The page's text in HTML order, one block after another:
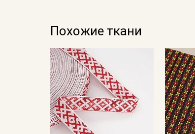
Похожие ткани